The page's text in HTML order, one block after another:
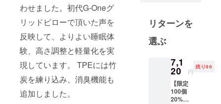
わせました。初代G-Oneグ
リッドピローで頂いた声を
反映して、よりよい睡眠体
験、高さ調整と軽量化を実
現しています。 TPEには竹
炭を練り込み、消臭機能も
追加しました。
バーが「自
寝具を作り
立ち上げま
した。
約30年間、
寝具に関す
リターンを
選ぶ
7,1
20 円
残り96
【限定
100個
20%OF